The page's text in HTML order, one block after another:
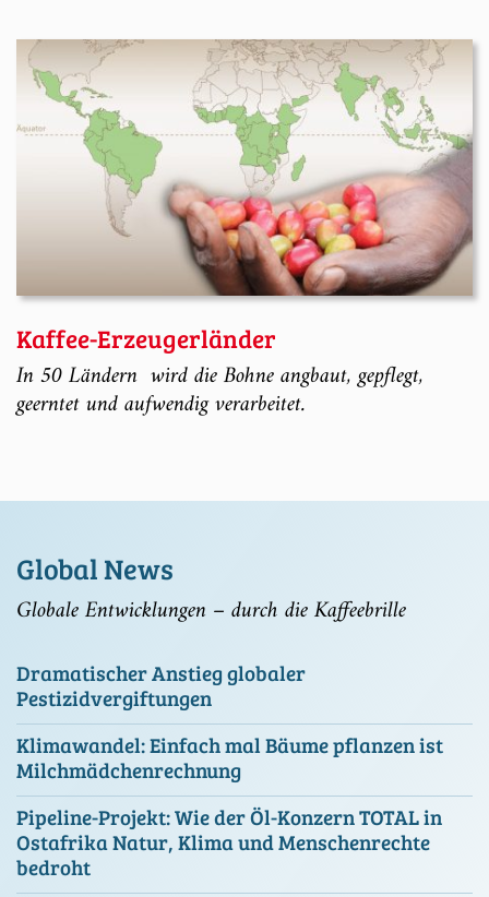
Kaffee-Erzeugerländer
In 50 Ländern wird die Bohne angbaut, gepflegt,
geerntet und aufwendig verarbeitet.
Global News
Globale Entwicklungen – durch die Kaffeebrille
Dramatischer Anstieg globaler
Pestizidvergiftungen
Klimawandel: Einfach mal Bäume pflanzen ist
Milchmädchenrechnung
Pipeline-Projekt: Wie der Öl-Konzern TOTAL in
Ostafrika Natur, Klima und Menschenrechte
bedroht